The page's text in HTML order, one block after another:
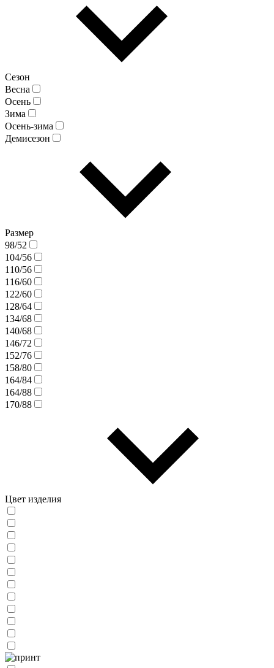
Сезон
Весна
Осень
Зима
Осень-зима
Демисезон
Размер
98/52
104/56
110/56
116/60
122/60
128/64
134/68
140/68
146/72
152/76
158/80
164/84
164/88
170/88
Цвет изделия